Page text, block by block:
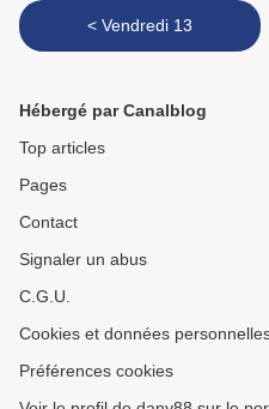
< Vendredi 13
Hébergé par Canalblog
Top articles
Pages
Contact
Signaler un abus
C.G.U.
Cookies et données
Préférences cookies